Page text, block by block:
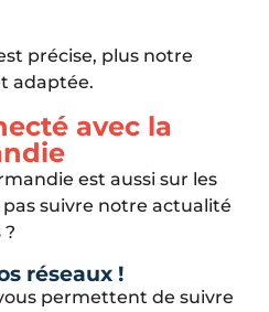
précise, plus notre
adaptée.
avec la
est aussi sur les
suivre notre actualité
réseaux !
permettent de suivre